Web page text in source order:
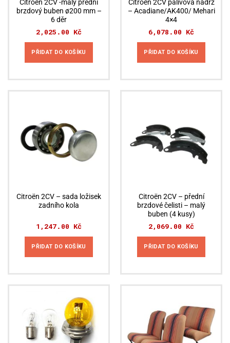
Citroën 2CV -malý přední
brzdový buben ø200 mm –
6 děr
2,025.00 Kč
PŘIDAT DO KOŠÍKU
Citroën 2CV palivová nádrž
– Acadiane/AK400/ Mehari
4×4
6,078.00 Kč
PŘIDAT DO KOŠÍKU
Citroën 2CV – sada ložisek
zadního kola
1,247.00 Kč
PŘIDAT DO KOŠÍKU
Citroën 2CV – přední
brzdové čelisti – malý
buben (4 kusy)
2,069.00 Kč
PŘIDAT DO KOŠÍKU